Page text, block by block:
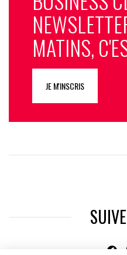
MATINS,
JE M'INSCRIS